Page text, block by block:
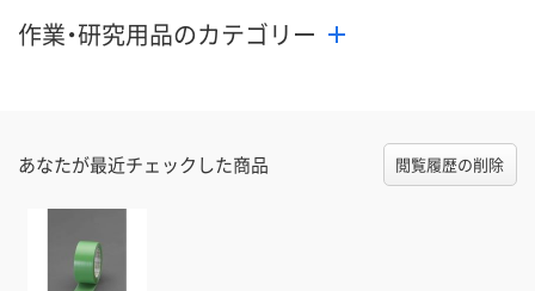
作業・研究用品のカテゴリー
あなたが最近チェックした商品 閲覧履歴の削除